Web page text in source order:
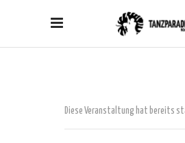
Diese Veranstaltung hat bereits